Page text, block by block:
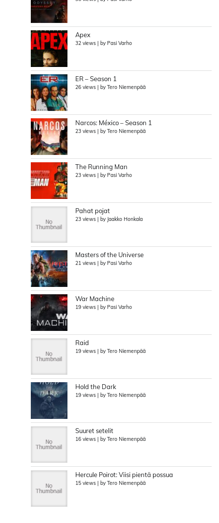
Apex
32 views | by Pasi Varho
ER – Season 1
26 views | byTero Niemenpää
Narcos: México – Season 1
23 views | byTero Niemenpää
The Running Man
23 views | by Pasi Varho
Pahat pojat
23 views | by Jaakko Honkala
Masters of the Universe
21 views | by Pasi Varho
War Machine
19 views | by Pasi Varho
Raid
19 views | byTero Niemenpää
Hold the Dark
19 views | byTero Niemenpää
Suuret setelit
16 views | byTero Niemenpää
Hercule Poirot: Viisi pientä possua
15 views | byTero Niemenpää